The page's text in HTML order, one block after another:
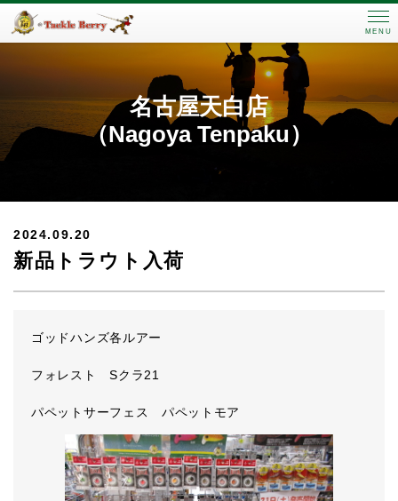
MENU
名古屋天白店
（Nagoya Tenpaku）
2024.09.20
新品トラウト入荷
ゴッドハンズ各ルアー
フォレスト Sクラ21
パペットサーフェス パペットモア